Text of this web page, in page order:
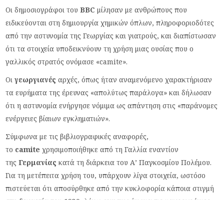
Oι δημοσιογράφοι τουBBCμίλησαν με ανθρώπους που
ειδικεύονται στη δημιουργία χημικών όπλων, πληροφοριοδότες
από την αστυνομία της Γεωργίας και γιατρούς, και διαπίστωσαν
ότι τα στοιχεία υποδεικνύουν τη χρήση μιας ουσίας που ο
γαλλικός στρατός ονόμασε «camite».
Οιγεωργιανέςαρχές, όπως ήταν αναμενόμενο χαρακτήρισαν
τα ευρήματα της έρευνας «απολύτως παράλογα» και δήλωσαν
ότι η αστυνομία ενήργησε νόμιμα ως απάντηση στις «παράνομες
ενέργειες βίαιων εγκληματιών».
Σύμφωνα με τις βιβλιογραφικές αναφορές,
το camiteχρησιμοποιήθηκε από τη Γαλλία εναντίον
τηςΓερμανίαςκατά τη διάρκεια του Α’ Παγκοσμίου Πολέμου.
Για τη μετέπειτα χρήση του, υπάρχουν λίγα στοιχεία, ωστόσο
πιστεύεται ότι αποσύρθηκε από την κυκλοφορία κάποια στιγμή